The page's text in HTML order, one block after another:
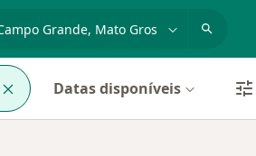
Datas disponíveis